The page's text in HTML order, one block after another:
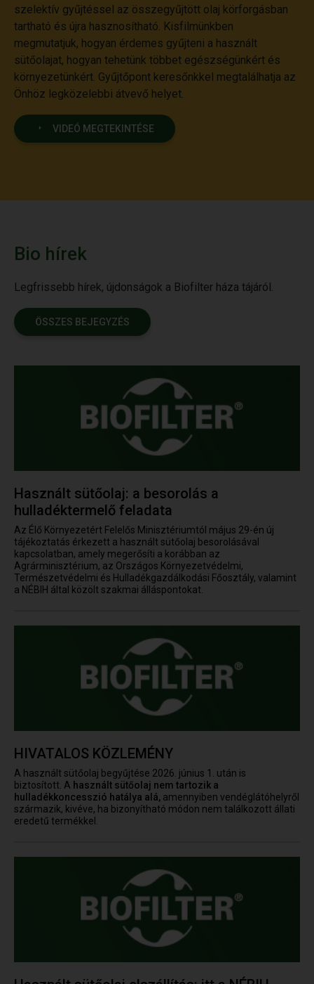
szelektív gyűjtéssel az összegyűjtött olaj körforgásban
tartható és újra hasznosítható. Kisfilmünkben
megmutatjuk, hogyan érdemes gyűjteni a használt
sütőolajat, hogyan tehetünk többet egészségünkért és
környezetünkért. Gyűjtőpont keresőnkkel megtalálhatja az
Önhöz legközelebbi átvevő helyet.
VIDEÓ MEGTEKINTÉSE
Bio hírek
Legfrissebb hírek, újdonságok a Biofilter háza tájáról.
ÖSSZES BEJEGYZÉS
Használt sütőolaj: a besorolás a
hulladéktermelő feladata
Az Élő Környezetért Felelős Minisztériumtól május 29-én új
tájékoztatás érkezett a használt sütőolaj besorolásával
kapcsolatban, amely megerősíti a korábban az
Agrárminisztérium, az Országos Környezetvédelmi,
Természetvédelmi és Hulladékgazdálkodási Főosztály, valamint
a NÉBIH által közölt szakmai álláspontokat.
HIVATALOS KÖZLEMÉNY
A használt sütőolaj begyűjtése 2026. június 1. után is
biztosított. A használt sütőolaj nem tartozik a
hulladékkoncesszió hatálya alá, amennyiben vendéglátóhelyről
származik, kivéve, ha bizonyítható módon nem találkozott állati
eredetű termékkel.